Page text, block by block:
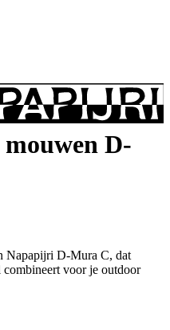
D-
Napapijri D-Mura C, dat
voor je outdoor